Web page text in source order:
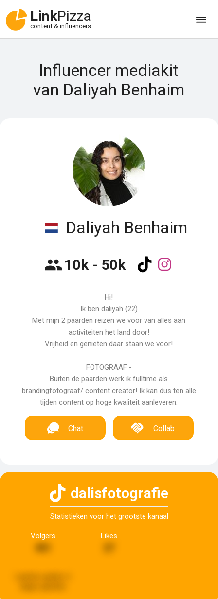
LinkPizza
content & influencers
Influencer mediakit
van Daliyah Benhaim
Daliyah Benhaim
10k - 50k
Hi!
Ik ben daliyah (22)
Met mijn 2 paarden reizen we voor van alles aan
activiteiten het land door!
Vrijheid en genieten daar staan we voor!
FOTOGRAAF -
Buiten de paarden werk ik fulltime als
brandingfotograaf/ content creator! Ik kan dus ten alle
tijden content op hoge kwaliteit aanleveren.
Chat Collab
dalisfotografie
Statistieken voor het grootste kanaal
Volgers Likes